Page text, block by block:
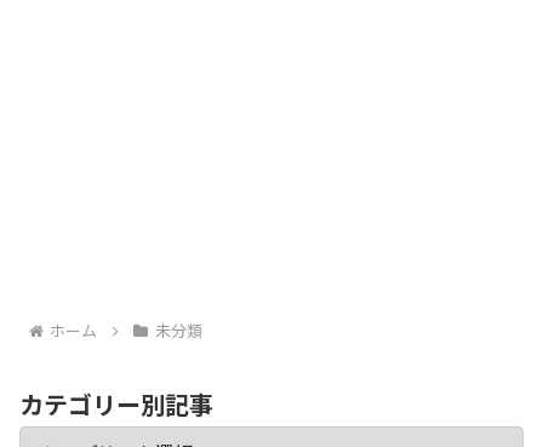
ホーム 未分類
カテゴリー別記事